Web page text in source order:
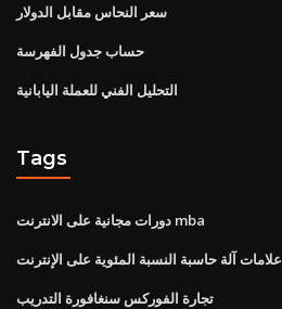
سعر النحاس مقابل الدولار
حساب جدول الفهرسة
التحليل الفني للعملة اليابانية
Tags
دورات مجانية على الانترنت mba
علامات آلة حاسبة النسبة المئوية على الإنترنت
تجارة الفوركس سنغافورة التدريب